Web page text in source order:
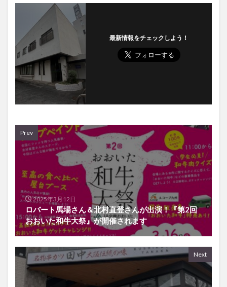
最新情報をチェックしよう！
Prev
2025年3月12日
ロバート馬場さん＆北村直登さんが出演！『第2回
おおいた和牛大祭』が開催されます
Next